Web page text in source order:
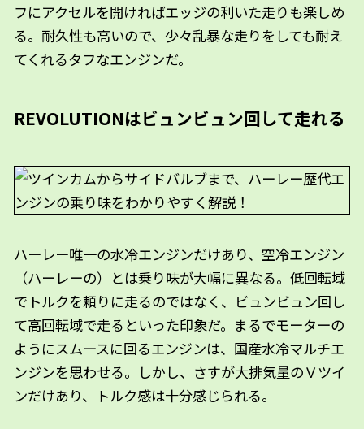
フにアクセルを開ければエッジの利いた走りも楽しめ
る。耐久性も高いので、少々乱暴な走りをしても耐え
てくれるタフなエンジンだ。
REVOLUTIONはビュンビュン回して走れる
ハーレー唯一の水冷エンジンだけあり、空冷エンジン
（ハーレーの）とは乗り味が大幅に異なる。低回転域
でトルクを頼りに走るのではなく、ビュンビュン回し
て高回転域で走るといった印象だ。まるでモーターの
ようにスムースに回るエンジンは、国産水冷マルチエ
ンジンを思わせる。しかし、さすが大排気量のＶツイ
ンだけあり、トルク感は十分感じられる。